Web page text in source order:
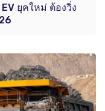
ยุคใหม่ ต้องวิ่ง